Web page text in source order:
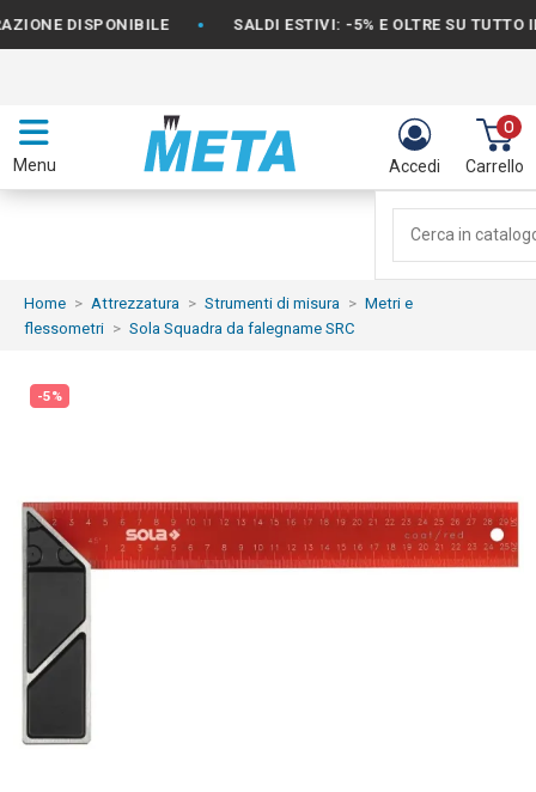
DISPONIBILE • SALDI ESTIVI: -5% E OLTRE SU TUTTO IL
Menu Accedi
0
Carrello
Home Attrezzatura Strumenti di misura
Metri e
flessometri
Sola Squadra da falegname SRC
-5%